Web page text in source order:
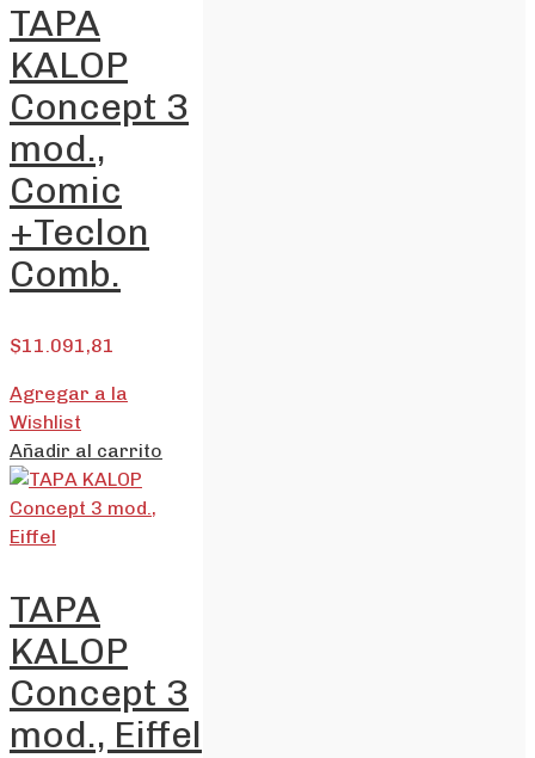
TAPA
KALOP
Concept 3
mod.,
Comic
+Teclon
Comb.
$11.091,81
Agregar a la
Wishlist
Añadir al carrito
TAPA
KALOP
Concept 3
mod., Eiffel